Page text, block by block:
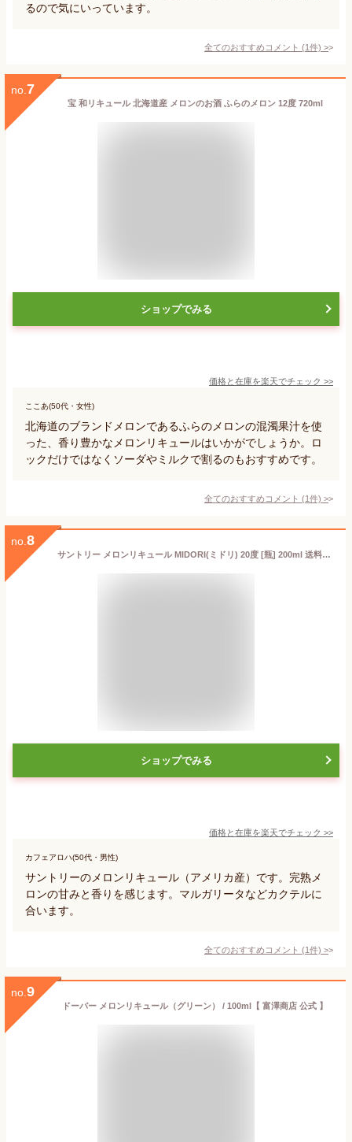
るので気にいっています。
全てのおすすめコメント (1件) >
no. 7
宝 和リキュール 北海道産 メロンのお酒 ふらのメロン 12度 720ml
ショップでみる
価格と在庫を楽天でチェック >>
ここあ(50代・女性)
北海道のブランドメロンであるふらのメロンの混濁果汁を使
った、香り豊かなメロンリキュールはいかがでしょうか。ロ
ックだけではなくソーダやミルクで割るのもおすすめです。
全てのおすすめコメント (1件) >
no. 8
サントリー メロンリキュール MIDORI(ミドリ) 20度 [瓶] 200ml 送料無料(本州のみ) [サントリー アメリカ リキュール YMIBNU]ギフト プレゼント 贈り物 お祝い 内祝い お返し 誕生日プレゼント 父の日 敬老の日
ショップでみる
価格と在庫を楽天でチェック >>
カフェアロハ(50代・男性)
サントリーのメロンリキュール（アメリカ産）です。完熟メ
ロンの甘みと香りを感じます。マルガリータなどカクテルに
合います。
全てのおすすめコメント (1件) >
no. 9
ドーバー メロンリキュール（グリーン） / 100ml【 富澤商店 公式 】